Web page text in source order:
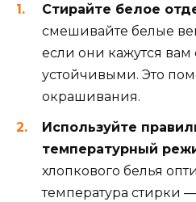
Стирайте белое
смешивайте белые
если они кажутся
устойчивыми. Это
окрашивания.
Используйте
температурный
хлопкового белья
температура стирки